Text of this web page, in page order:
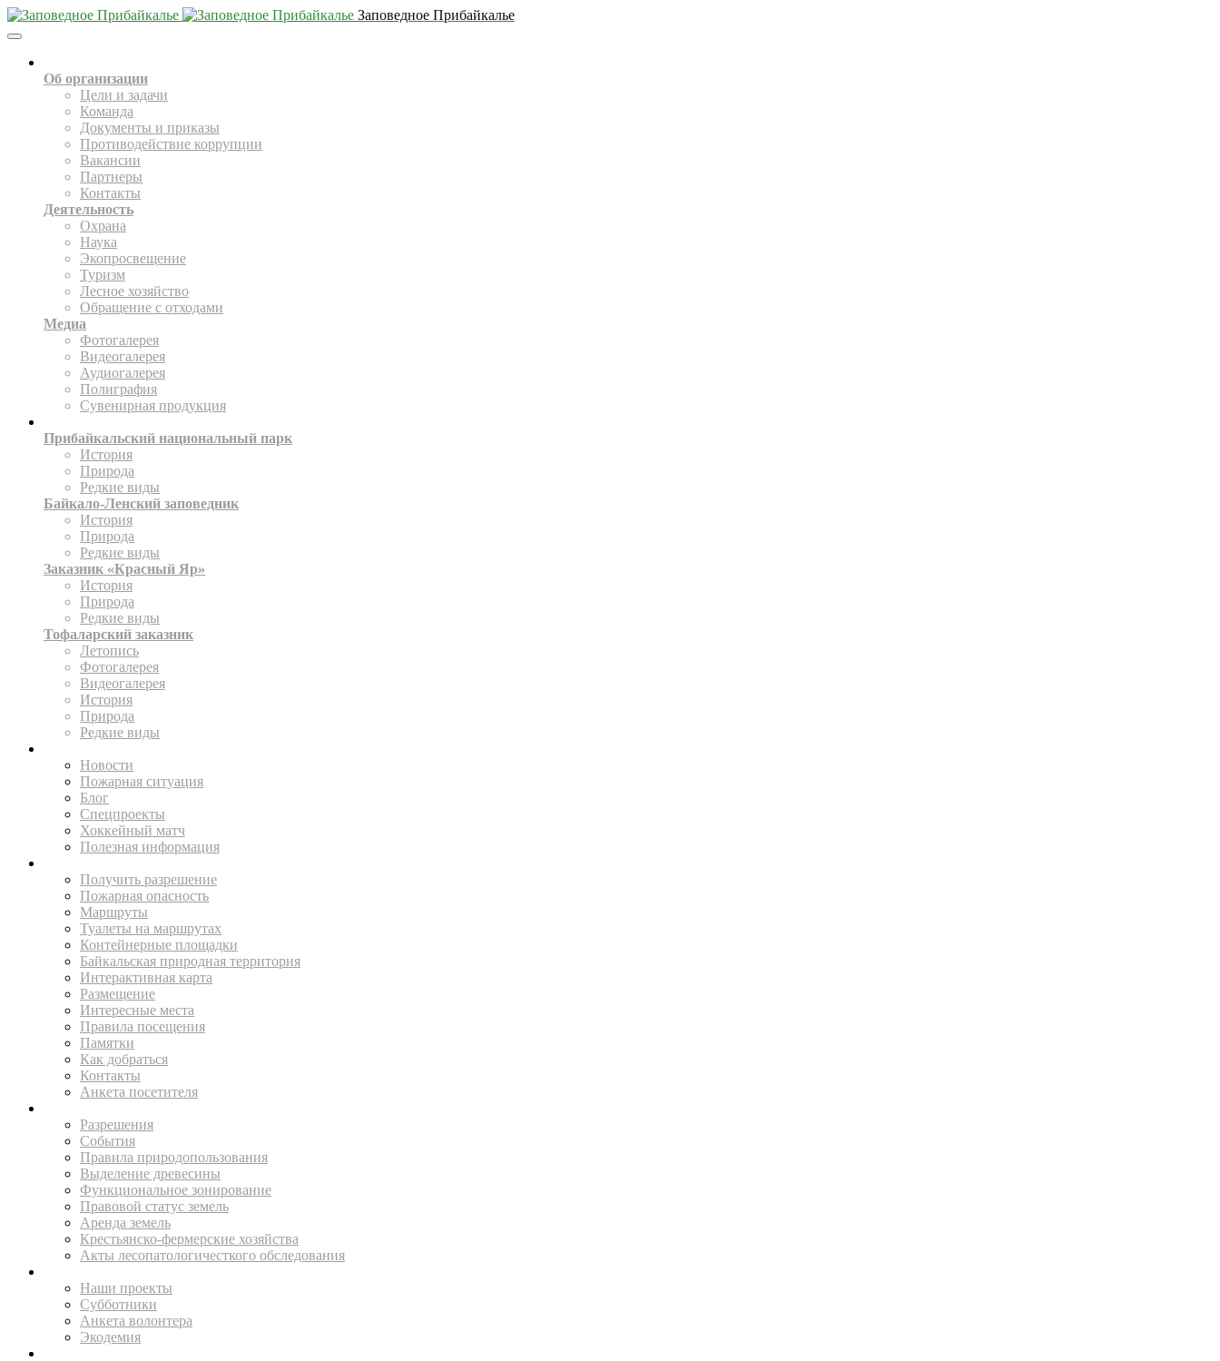
Заповедное Прибайкалье
Toggle
Об организации
Цели и задачи
Команда
Документы и приказы
Противодействие коррупции
Вакансии
Партнеры
Контакты
Деятельность
Охрана
Наука
Экопросвещение
Туризм
Лесное хозяйство
Обращение с отходами
Медиа
Фотогалерея
Видеогалерея
Аудиогалерея
Полиграфия
Сувенирная продукция
Прибайкальский национальный парк
История
Природа
Редкие виды
Байкало-Ленский заповедник
История
Природа
Редкие виды
Заказник «Красный Яр»
История
Природа
Редкие виды
Тофаларский заказник
Летопись
Фотогалерея
Видеогалерея
История
Природа
Редкие виды
Новости
Пожарная ситуация
Блог
Спецпроекты
Хоккейный матч
Полезная информация
Получить разрешение
Пожарная опасность
Маршруты
Туалеты на маршрутах
Контейнерные площадки
Байкальская природная территория
Интерактивная карта
Размещение
Интересные места
Правила посещения
Памятки
Как добраться
Контакты
Анкета посетителя
Разрешения
События
Правила природопользования
Выделение древесины
Функциональное зонирование
Правовой статус земель
Аренда земель
Крестьянско-фермерские хозяйства
Акты лесопатологичесткого обследования
Наши проекты
Субботники
Анкета волонтера
Экодемия